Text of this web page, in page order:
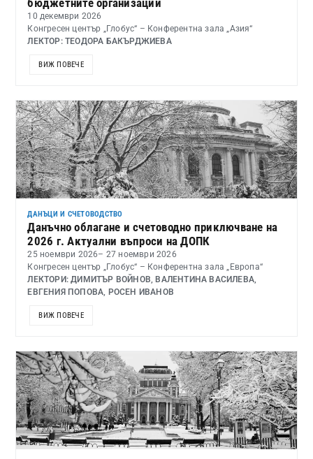
10 декември 2026
Конгресен център „Глобус“ – Конферентна зала „Азия“
ЛЕКТОР: ТЕОДОРА БАКЪРДЖИЕВА
ВИЖ ПОВЕЧЕ
ДАНЪЦИ И СЧЕТОВОДСТВО
Данъчно облагане и счетоводно приключване на
2026 г. Актуални въпроси на ДОПК
25 ноември 2026– 27 ноември 2026
Конгресен център „Глобус“ – Конферентна зала „Европа“
ЛЕКТОРИ: ДИМИТЪР ВОЙНОВ, ВАЛЕНТИНА ВАСИЛЕВА,
ЕВГЕНИЯ ПОПОВА, РОСЕН ИВАНОВ
ВИЖ ПОВЕЧЕ